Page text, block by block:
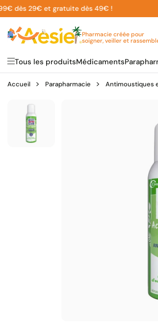
Aller
au
contenu
29€ et gratuite dès 49€ !
Pharmacie créée pour
soigner, veiller et
Tous les produitsMédicaments
Accueil Parapharmacie Antimoustiques